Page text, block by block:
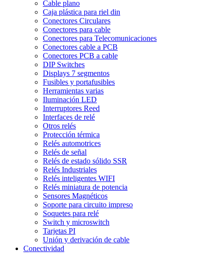
Cable plano
Caja plástica para riel din
Conectores Circulares
Conectores para cable
Conectores para Telecomunicaciones
Conectores cable a PCB
Conectores PCB a cable
DIP Switches
Displays 7 segmentos
Fusibles y portafusibles
Herramientas varias
Iluminación LED
Interruptores Reed
Interfaces de relé
Otros relés
Protección térmica
Relés automotrices
Relés de señal
Relés de estado sólido SSR
Relés Industriales
Relés inteligentes WIFI
Relés miniatura de potencia
Sensores Magnéticos
Soporte para circuito impreso
Soquetes para relé
Switch y microswitch
Tarjetas PI
Unión y derivación de cable
Conectividad